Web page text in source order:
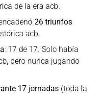
de la era acb.
26 triunfos
acb.
: 17 de 17. Solo había
pero nunca jugando
17 jornadas (toda la